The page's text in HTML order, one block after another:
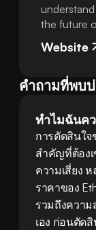
the future
Website
คำถามที่พบ
ทำไมฉันค
การตัดสินใจ
สำคัญที่ต้อง
ความเสี่ยง
ราคาของ
รวมถึงความ
เอง ก่อนตัด